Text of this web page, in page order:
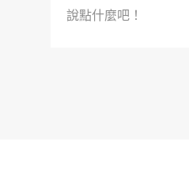
說點什麼吧！